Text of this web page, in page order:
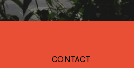
CONTACT